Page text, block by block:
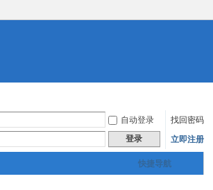
自动登录
找回密码
登录 立即注册
快捷导航